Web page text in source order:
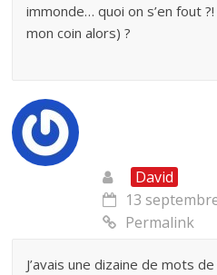
immonde… quoi on s’en fout
mon coin alors) ?
David
13
Permalink
J’avais une dizaine de mots